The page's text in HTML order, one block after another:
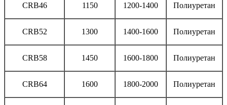
CRB46 1150 1200-1400 Полиуретан
CRB52 1300 1400-1600 Полиуретан
CRB58 1450 1600-1800 Полиуретан
CRB64 1600 1800-2000 Полиуретан